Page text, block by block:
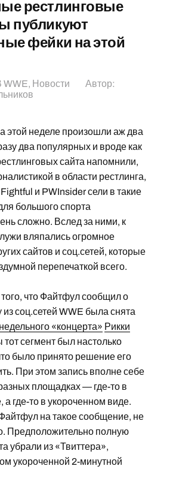
рестлинговые
публикуют
фейки на этой
WWE, Новости
Автор:
этой неделе произошли аж два
два популярных и вроде как
сайта напомнили,
в области рестлинга,
и PWInsider сели в такие
большого спорта
сложно. Вслед за ними, к
вляпались огромное
сайтов и соц.сетей, которые
перепечаткой всего.
что Файтфул сообщил о
из соц.сетей WWE была снята
«концерта» Рикки
тот сегмент был настолько
было принято решение его
При этом запись вполне себе
площадках — где-то в
где-то в укороченном виде.
на такое сообщение, не
Предположительно полную
убрали из «Твиттера»,
укороченной 2-минутной